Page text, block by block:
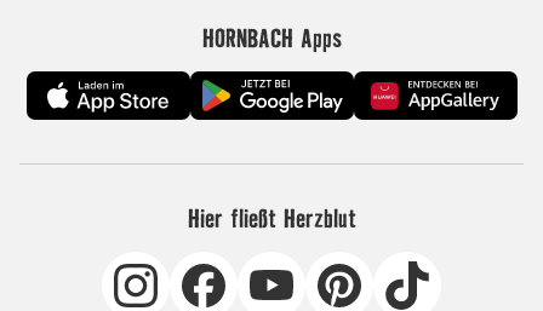
HORNBACH Apps
Hier fließt Herzblut